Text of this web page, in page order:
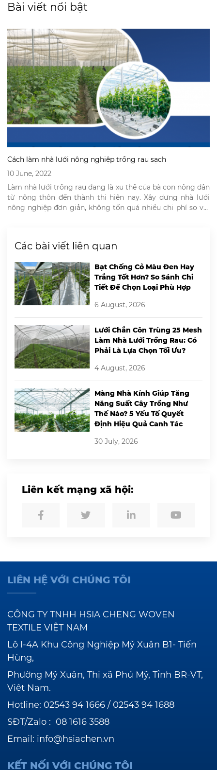
Bài viết nổi bật
Cách làm nhà lưới nông nghiệp trồng rau sạch
10 June, 2022
Làm nhà lưới trồng rau đang là xu thế của bà con nông dân
từ nông thôn đến thành thị hiện nay. Xây dựng nhà lưới
nông nghiệp đơn giản, không tốn quá nhiều chi phí so với
Các bài viết liên quan
Bạt Chống Cỏ Màu Đen Hay
Trắng Tốt Hơn? So Sánh Chi
Tiết Để Chọn Loại Phù Hợp
6 August, 2026
Lưới Chắn Côn Trùng 25 Mesh
Làm Nhà Lưới Trồng Rau: Có
Phải Là Lựa Chọn Tối Ưu?
4 August, 2026
Màng Nhà Kính Giúp Tăng
Năng Suất Cây Trồng Như
Thế Nào? 5 Yếu Tố Quyết
Định Hiệu Quả Canh Tác
30 July, 2026
Liên kết mạng xã hội:
LIÊN HỆ VỚI CHÚNG TÔI
CÔNG TY TNHH HSIA CHENG WOVEN
TEXTILE VIỆT NAM
Lô I-4A Khu Công Nghiệp Mỹ Xuân B1- Tiến
Hùng,
Phường Mỹ Xuân, Thị xã Phú Mỹ, Tỉnh BR-VT,
Việt Nam.
Hotline: 02543 94 1666 / 02543 94 1688
SĐT/Zalo : 08 1616 3588
Email: info@hsiachen.vn
KẾT NỐI VỚI CHÚNG TÔI